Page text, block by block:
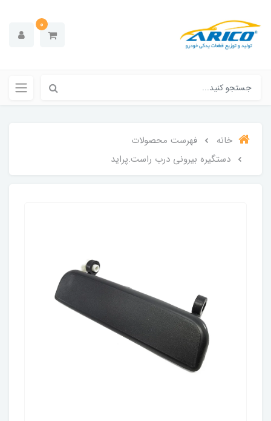
0
خانه
فهرست محصولات
دستگیره بیرونی درب راست.پراید